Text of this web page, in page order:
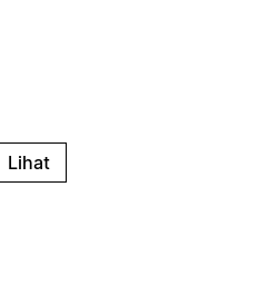
Lihat